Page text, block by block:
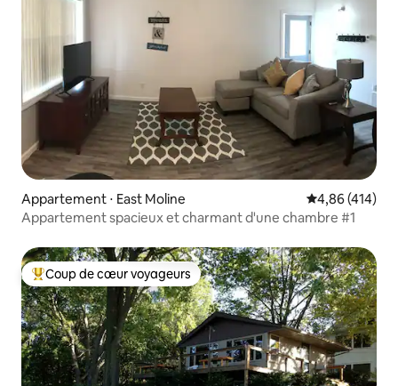
Appartement ⋅ East Moline Évaluation
4,86 (414)
Appartement spacieux et charmant d'une chambre #1
Coups de cœur voyageurs les plus appréciés
Coup de cœur voyageurs